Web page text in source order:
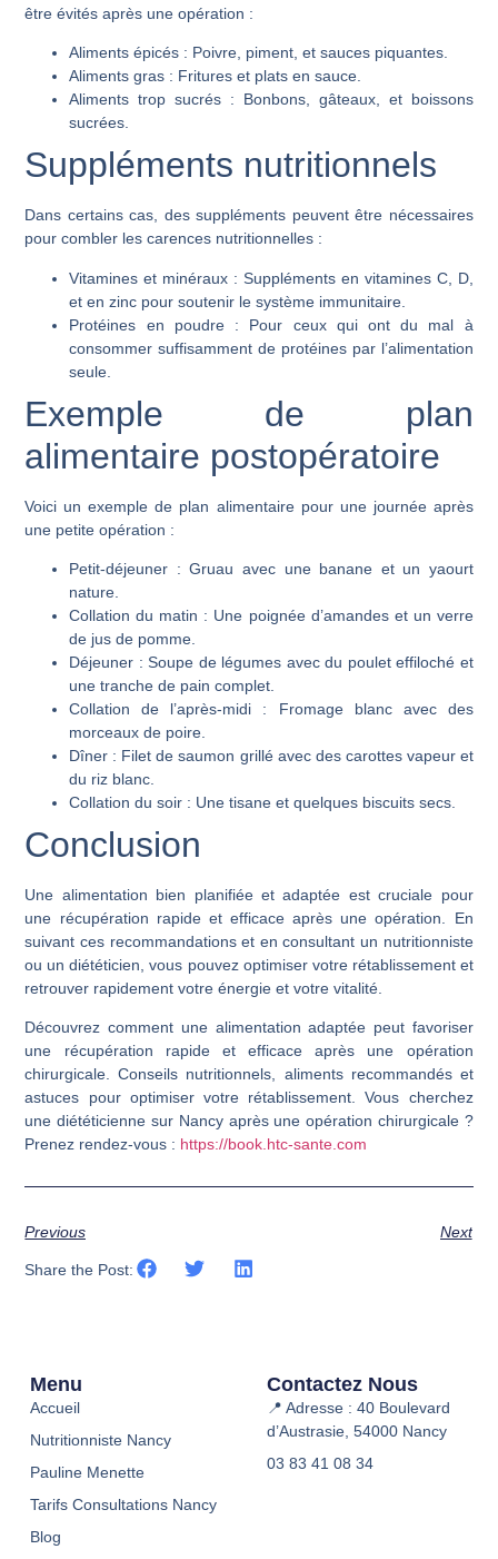
être évités après une opération :
Aliments épicés : Poivre, piment, et sauces piquantes.
Aliments gras : Fritures et plats en sauce.
Aliments trop sucrés : Bonbons, gâteaux, et boissons
sucrées.
Suppléments nutritionnels
Dans certains cas, des suppléments peuvent être nécessaires
pour combler les carences nutritionnelles :
Vitamines et minéraux : Suppléments en vitamines C, D,
et en zinc pour soutenir le système immunitaire.
Protéines en poudre : Pour ceux qui ont du mal à
consommer suffisamment de protéines par l’alimentation
seule.
Exemple de plan
alimentaire postopératoire
Voici un exemple de plan alimentaire pour une journée après
une petite opération :
Petit-déjeuner : Gruau avec une banane et un yaourt
nature.
Collation du matin : Une poignée d’amandes et un verre
de jus de pomme.
Déjeuner : Soupe de légumes avec du poulet effiloché et
une tranche de pain complet.
Collation de l’après-midi : Fromage blanc avec des
morceaux de poire.
Dîner : Filet de saumon grillé avec des carottes vapeur et
du riz blanc.
Collation du soir : Une tisane et quelques biscuits secs.
Conclusion
Une alimentation bien planifiée et adaptée est cruciale pour
une récupération rapide et efficace après une opération. En
suivant ces recommandations et en consultant un nutritionniste
ou un diététicien, vous pouvez optimiser votre rétablissement et
retrouver rapidement votre énergie et votre vitalité.
Découvrez comment une alimentation adaptée peut favoriser
une récupération rapide et efficace après une opération
chirurgicale. Conseils nutritionnels, aliments recommandés et
astuces pour optimiser votre rétablissement. Vous cherchez
une diététicienne sur Nancy après une opération chirurgicale ?
Prenez rendez-vous : https://book.htc-sante.com
Previous Next
Share the Post:
Menu
Accueil
Nutritionniste Nancy
Pauline Menette
Tarifs Consultations Nancy
Blog
Contactez Nous
📍 Adresse : 40 Boulevard
d’Austrasie, 54000 Nancy
03 83 41 08 34